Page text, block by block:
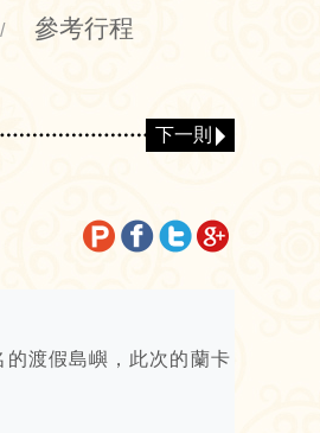
/ 參考行程
下一則
渡假島嶼，此次的蘭卡